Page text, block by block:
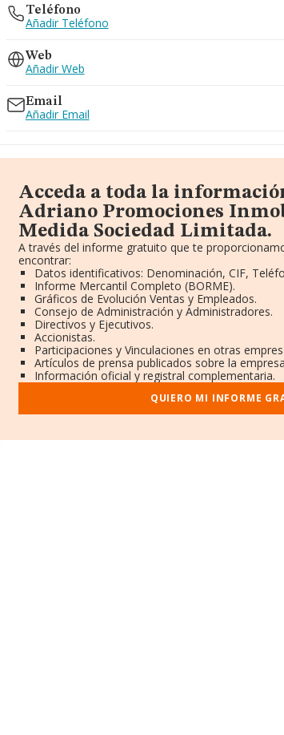
Teléfono
Añadir Teléfono
Web
Añadir Web
Email
Añadir Email
Acceda a toda la
Adriano Promociones
Medida Sociedad Limitada.
A través del informe gratuito que te
encontrar:
Datos identificativos: Denominación, CIF,
Informe Mercantil Completo (BORME).
Gráficos de Evolución Ventas y Empleados.
Consejo de Administración y Administradores.
Directivos y Ejecutivos.
Accionistas.
Participaciones y Vinculaciones en otras
Artículos de prensa publicados sobre la
Información oficial y registral complementaria.
QUIERO MI INFORME